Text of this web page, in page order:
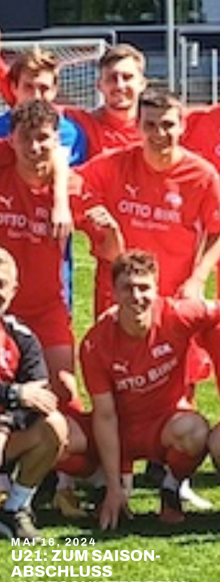
MAI 16, 2024
U21: ZUM SAISON-
ABSCHLUSS